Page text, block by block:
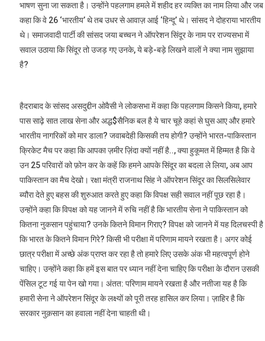
भाषण सुना जा सकता है। उन्होंने पहलगाम हमले में शहीद हर व्यक्ति का नाम लिया और जब
कहा कि वे 26 ‘भारतीय’ थे तब उधर से आवाज़ आई ‘हिन्दू’ थे। सांसद ने दोहराया भारतीय
थे। समाजवादी पार्टी की सांसद जया बच्चन ने ऑपरेशन सिंदूर के नाम पर राज्यसभा में
सवाल उठाया कि सिंदूर तो उजड़ गए उनके, ये बड़े-बड़े लिखने वालों ने क्या नाम सुझाया
है?
हैदराबाद के सांसद असदुद्दीन ओवैसी ने लोकसभा में कहा कि पहलगाम किसने किया, हमारे
पास साढ़े सात लाख सेना और अद्ध$सैनिक बल है ये चार चूहे कहां से घुस आए और हमारे
भारतीय नागरिकों को मार डाला? जवाबदेही किसकी तय होगी? उन्होंने भारत-पाकिस्तान
क्रिकेट मैच पर कहा कि आपका ज़मीर ज़िंदा क्यों नहीं है.., क्या हुकूमत में हिम्मत है कि वे
उन 25 परिवारों को फ़ोन कर के कहें कि हमने आपके सिंदूर का बदला ले लिया, अब आप
पाकिस्तान का मैच देखो। रक्षा मंत्री राजनाथ सिंह ने ऑपरेशन सिंदूर का सिलसिलेवार
ब्यौरा देते हुए बहस की शुरुआत करते हुए कहा कि विपक्ष सही सवाल नहीं पूछ रहा है।
उन्होंने कहा कि विपक्ष को यह जानने में रुचि नहीं है कि भारतीय सेना ने पाकिस्तान को
कितना नुकसान पहुंचाया? उनके कितने विमान गिराए? विपक्ष को जानने में यह दिलचस्पी है
कि भारत के कितने विमान गिरे? किसी भी परीक्षा में परिणाम मायने रखता है। अगर कोई
छात्र परीक्षा में अच्छे अंक प्राप्त कर रहा है तो हमारे लिए उसके अंक भी महत्वपूर्ण होने
चाहिए। उन्होंने कहा कि हमें इस बात पर ध्यान नहीं देना चाहिए कि परीक्षा के दौरान उसकी
पेंसिल टूट गई या पेन खो गया। अंतत: परिणाम मायने रखता है और नतीजा यह है कि
हमारी सेना ने ऑपरेशन सिंदूर के लक्ष्यों को पूरी तरह हासिल कर लिया। ज़ाहिर है कि
सरकार नुक़सान का हवाला नहीं देना चाहती थी।